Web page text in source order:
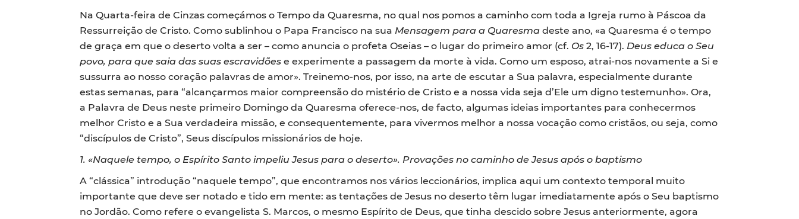
Na Quarta-feira de Cinzas começámos o Tempo da Quaresma, no qual nos pomos a caminho com toda a Igreja rumo à Páscoa da
Ressurreição de Cristo. Como sublinhou o Papa Francisco na sua Mensagem para a Quaresmadeste ano, «a Quaresma é o tempo
de graça em que o deserto volta a ser – como anuncia o profeta Oseias – o lugar do primeiro amor (cf. Os2, 16-17). Deus educa o Seu
povo, para que saia das suas escravidõese experimente a passagem da morte à vida. Como um esposo, atrai-nos novamente a Si e
sussurra ao nosso coração palavras de amor». Treinemo-nos, por isso, na arte de escutar a Sua palavra, especialmente durante
estas semanas, para “alcançarmos maior compreensão do mistério de Cristo e a nossa vida seja d’Ele um digno testemunho». Ora,
a Palavra de Deus neste primeiro Domingo da Quaresma oferece-nos, de facto, algumas ideias importantes para conhecermos
melhor Cristo e a Sua verdadeira missão, e consequentemente, para vivermos melhor a nossa vocação como cristãos, ou seja, como
“discípulos de Cristo”, Seus discípulos missionários de hoje.
1. «Naquele tempo, o Espírito Santo impeliu Jesus para o deserto». Provações no caminho de Jesus após o baptismo
A “clássica” introdução “naquele tempo”, que encontramos nos vários leccionários, implica aqui um contexto temporal muito
importante que deve ser notado e tido em mente: as tentações de Jesus no deserto têm lugar imediatamente após o Seu baptismo
no Jordão. Como refere o evangelista S. Marcos, o mesmo Espírito de Deus, que tinha descido sobre Jesus anteriormente, agora